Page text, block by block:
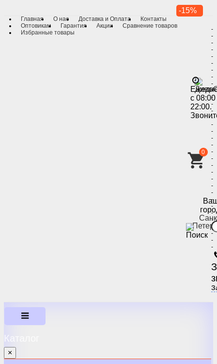
Главная О нас Доставка и Оплата
Контакты
Оптовикам
Гарантия Акции
Сравнение товаров
Избранные товары
с
22:00.
-
-
-
-
-
-
-
-
-
-
-
-
-
-
-
-
-
-
-
-
-
-
-
-
-
-
-
-
-
-
-
-
-
0
Каталог
×
-15%